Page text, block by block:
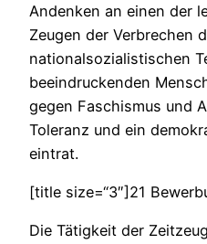
Andenken an einen der
Zeugen der Verbrechen
nationalsozialistischen
beeindruckenden
gegen Faschismus und
Toleranz und ein
eintrat.
[title size=“3″]21
Die Tätigkeit der